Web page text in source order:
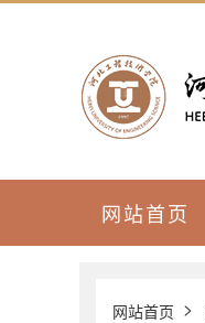
网站首页
网站首页 >